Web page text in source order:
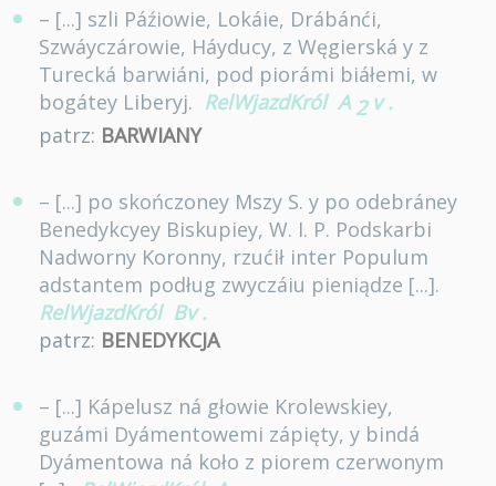
– [...] szli Páźiowie, Lokáie, Drábánći,
Szwáyczárowie, Háyducy, z Węgierská y z
Turecká barwiáni, pod piorámi biáłemi, w
bogátey Liberyj. RelWjazdKról A 2 v .
patrz: BARWIANY
– [...] po skończoney Mszy S. y po odebráney
Benedykcyey Biskupiey, W. I. P. Podskarbi
Nadworny Koronny, rzućił inter Populum
adstantem podług zwyczáiu pieniądze [...].
RelWjazdKról Bv .
patrz: BENEDYKCJA
– [...] Kápelusz ná głowie Krolewskiey,
guzámi Dyámentowemi zápięty, y bindá
Dyámentowa ná koło z piorem czerwonym